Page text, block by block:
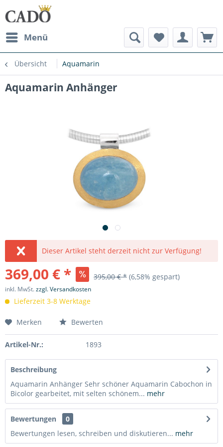
Menü
Übersicht Aquamarin
Aquamarin Anhänger
Dieser Artikel steht derzeit nicht zur Verfügung!
369,00 € * 395,00 € * (6,58% gespart)
inkl. MwSt.zzgl. Versandkosten
Lieferzeit 3-8 Werktage
Merken Bewerten
Artikel-Nr.: 1893
Beschreibung
Aquamarin Anhänger Sehr schöner Aquamarin Cabochon in
Bicolor gearbeitet, mit selten schönem... mehr
Bewertungen
0
Bewertungen lesen, schreiben und diskutieren... mehr